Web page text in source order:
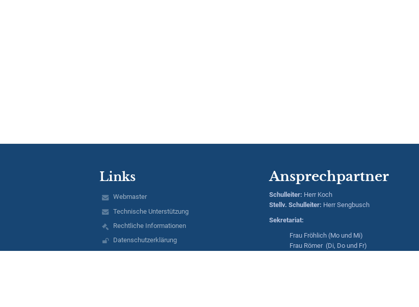
Links
Webmaster
Technische Unterstützung
Rechtliche Informationen
Datenschutzerklärung
Ansprechpartner
Schulleiter: Herr Koch
Stellv. Schulleiter: HerrSengbusch
Sekretariat:
Frau Fröhlich (Mo und Mi)
Frau Römer (Di, Do und Fr)